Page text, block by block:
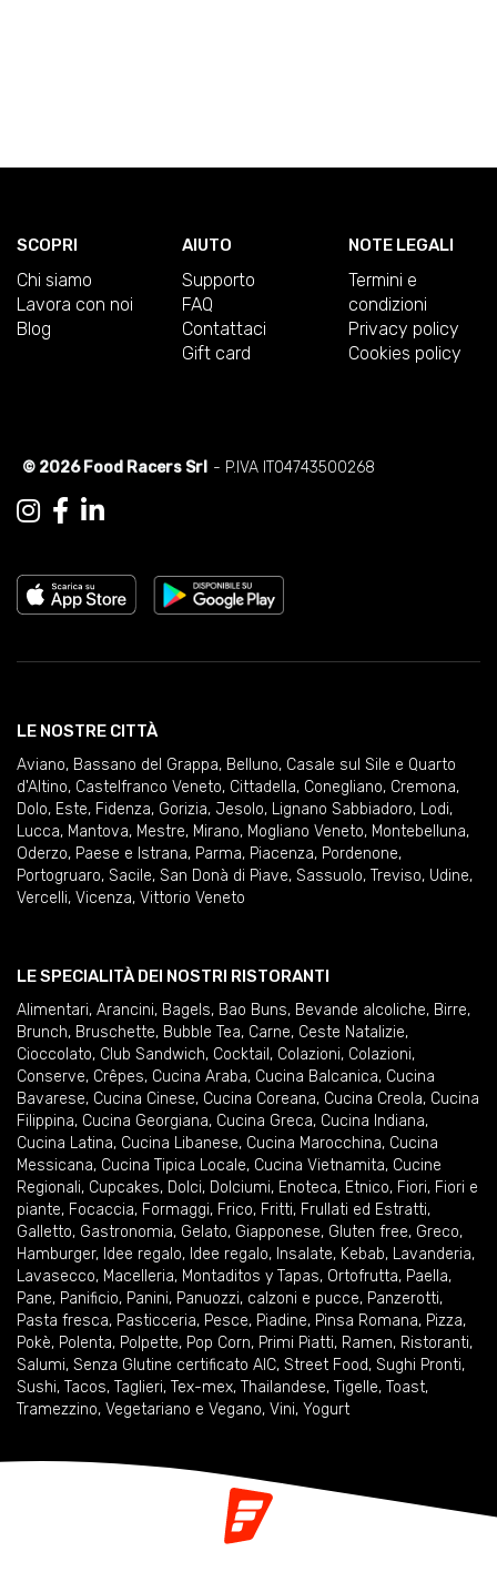
SCOPRI
Chi siamo
Lavora con noi
Blog
AIUTO
Supporto
FAQ
Contattaci
Gift card
NOTE LEGALI
Termini e
condizioni
Privacy policy
Cookies policy
© 2026 Food Racers Srl - P.IVA IT04743500268
LE NOSTRE CITTÀ
Aviano, Bassano del Grappa, Belluno, Casale sul Sile e Quarto
d'Altino, Castelfranco Veneto, Cittadella, Conegliano, Cremona,
Dolo, Este, Fidenza, Gorizia, Jesolo, Lignano Sabbiadoro, Lodi,
Lucca, Mantova, Mestre, Mirano, Mogliano Veneto, Montebelluna,
Oderzo, Paese e Istrana, Parma, Piacenza, Pordenone,
Portogruaro, Sacile, San Donà di Piave, Sassuolo, Treviso, Udine,
Vercelli, Vicenza, Vittorio Veneto
LE SPECIALITÀ DEI NOSTRI RISTORANTI
Alimentari, Arancini, Bagels, Bao Buns, Bevande alcoliche, Birre,
Brunch, Bruschette, Bubble Tea, Carne, Ceste Natalizie,
Cioccolato, Club Sandwich, Cocktail , Colazioni, Colazioni,
Conserve, Crêpes, Cucina Araba, Cucina Balcanica, Cucina
Bavarese, Cucina Cinese, Cucina Coreana, Cucina Creola, Cucina
Filippina, Cucina Georgiana, Cucina Greca, Cucina Indiana,
Cucina Latina, Cucina Libanese, Cucina Marocchina, Cucina
Messicana, Cucina Tipica Locale, Cucina Vietnamita, Cucine
Regionali, Cupcakes, Dolci, Dolciumi, Enoteca, Etnico, Fiori, Fiori e
piante, Focaccia, Formaggi, Frico, Fritti, Frullati ed Estratti,
Galletto, Gastronomia, Gelato, Giapponese, Gluten free, Greco,
Hamburger, Idee regalo, Idee regalo, Insalate, Kebab, Lavanderia,
Lavasecco, Macelleria, Montaditos y Tapas, Ortofrutta, Paella,
Pane, Panificio, Panini, Panuozzi, calzoni e pucce, Panzerotti,
Pasta fresca, Pasticceria, Pesce, Piadine, Pinsa Romana, Pizza,
Pokè, Polenta, Polpette, Pop Corn, Primi Piatti, Ramen, Ristoranti,
Salumi, Senza Glutine certificato AIC, Street Food, Sughi Pronti,
Sushi, Tacos, Taglieri, Tex-mex, Thailandese, Tigelle, Toast,
Tramezzino, Vegetariano e Vegano, Vini, Yogurt